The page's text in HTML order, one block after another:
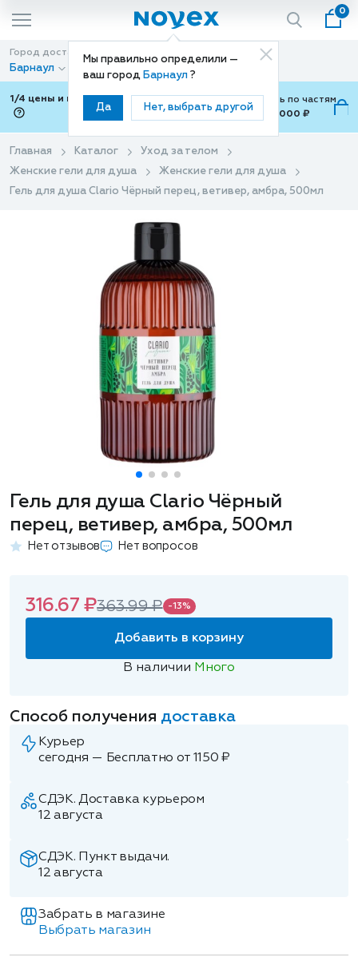
Мы правильно определили —
ваш город Барнаул ?
Да Нет, выбрать другой
0
Город доставки
Барнаул
Способ доставки
Доставка
1/4 цены и покупки ваши с Подели
Можно оплатить по частям
от 700 ₽ до 15,000 ₽
Главная Каталог
Уход за телом
Женские гели для душа
Женские гели для душа
Гель для душа Clario Чёрный перец, ветивер, амбра, 500мл
Гель для душа Clario Чёрный
перец, ветивер, амбра, 500мл
Нет отзывов Нет вопросов
316.67 ₽363.99 ₽ -13%
Добавить в корзину
В наличии Много
Способ получения доставка
Курьер
сегодня — Бесплатно от 1150 ₽
СДЭК. Доставка курьером
12 августа
СДЭК. Пункт выдачи.
12 августа
Забрать в магазине
Выбрать магазин